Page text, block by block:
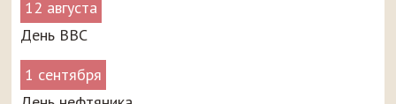
12 августа
День ВВС
1 сентября